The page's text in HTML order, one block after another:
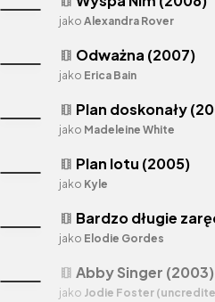
theaters Plan doskonały
jako Madeleine White
theaters Bardzo długie
jako Elodie Gordes
jako Alexandra Rover
theaters Odważna (2007)
jako Erica Bain
theaters Plan lotu (2005)
jako Kyle
theaters Abby Singer (2003)
jako Jodie Foster